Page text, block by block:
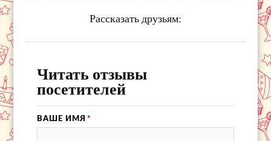
Рассказать друзьям:
Читать отзывы
посетителей
ВАШЕ ИМЯ *